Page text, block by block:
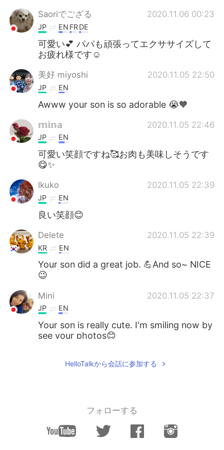
Saoriでござる 2020.11.06 00:23
JP EN FRDE
可愛い💕 パパも頑張ってエクササイズして
お疲れ様です☺️
美好 miyoshi 2020.11.05 22:50
JP EN
Awww your son is so adorable 😭🧡
𝕞𝕚𝕟𝕒 2020.11.05 22:46
JP EN
可愛い笑顔ですね🥰お肉も美味しそうです
😋✨
Ikuko 2020.11.05 22:39
JP EN
良い笑顔😊
Delete 2020.11.05 22:39
KR EN
Your son did a great job. 💪And so~ NICE
😉
Mini 2020.11.05 22:37
JP EN
Your son is really cute. I'm smiling now by
see your photos😊
HelloTalkから会話に参加する
フォローする